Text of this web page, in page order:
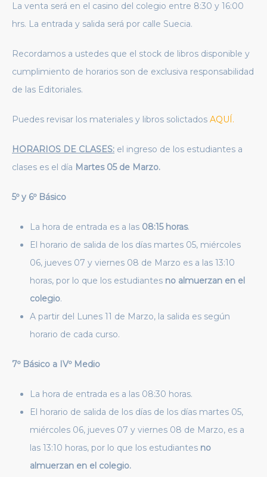
La venta será en el casino del colegio entre 8:30 y 16:00
hrs. La entrada y salida será por calle Suecia.
Recordamos a ustedes que el stock de libros disponible y
cumplimiento de horarios son de exclusiva responsabilidad
de las Editoriales.
Puedes revisar los materiales y libros solictados AQUÍ.
HORARIOS DE CLASES: el ingreso de los estudiantes a
clases es el día Martes 05 de Marzo.
5º y 6º Básico
La hora de entrada es a las 08:15 horas.
El horario de salida de los días martes 05, miércoles
06, jueves 07 y viernes 08 de Marzo es a las 13:10
horas, por lo que los estudiantes no almuerzan en el
colegio.
A partir del Lunes 11 de Marzo, la salida es según
horario de cada curso.
7º Básico a IVº Medio
La hora de entrada es a las 08:30 horas.
El horario de salida de los días de los días martes 05,
miércoles 06, jueves 07 y viernes 08 de Marzo, es a
las 13:10 horas, por lo que los estudiantes no
almuerzan en el colegio.